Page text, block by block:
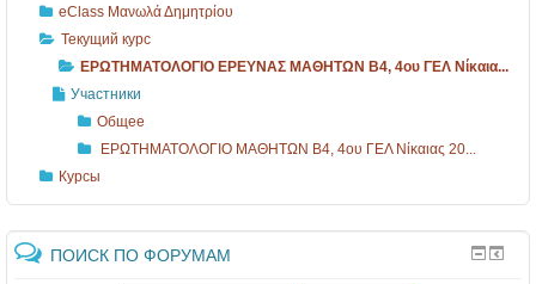
eClass Μανωλά Δημητρίου
Текущий курс
ΕΡΩΤΗΜΑΤΟΛΟΓΙΟ ΕΡΕΥΝΑΣ ΜΑΘΗΤΩΝ B4, 4ου ΓΕΛ Νίκαια...
Участники
Общее
ΕΡΩΤΗΜΑΤΟΛΟΓΙΟ ΜΑΘΗΤΩΝ B4, 4ου ΓΕΛ Νίκαιας 20...
Курсы
ПОИСК ПО ФОРУМАМ